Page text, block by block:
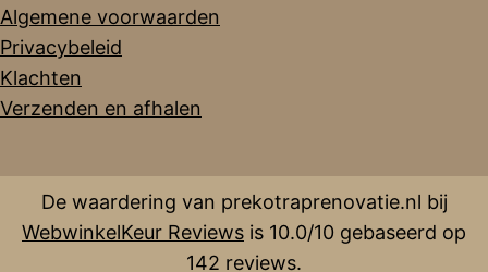
Algemene voorwaarden
Privacybeleid
Klachten
Verzenden en afhalen
De waardering van prekotraprenovatie.nl bij
WebwinkelKeur Reviews is 10.0/10 gebaseerd op
142 reviews.